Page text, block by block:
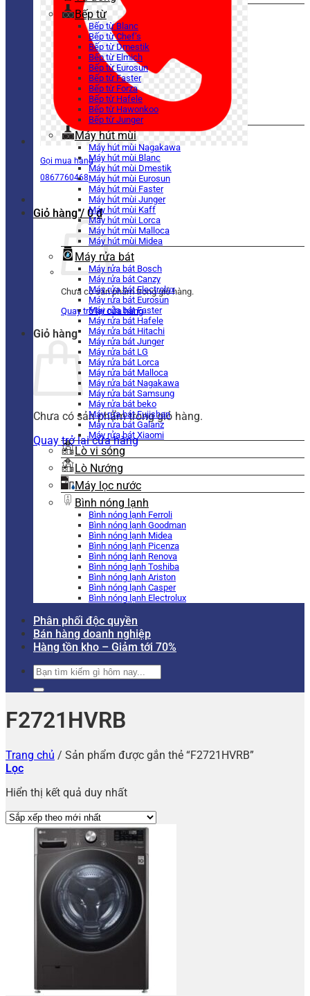
Gọi mua hàng
0867760468
Giỏ hàng / 0₫
Chưa có sản phẩm trong giỏ hàng.
Quay trở lại cửa hàng
Giỏ hàng
Chưa có sản phẩm trong giỏ hàng.
Quay trở lại cửa hàng
Bếp từ
Bếp từ Blanc
Bếp từ Chef’s
Bếp từ Dmestik
Bếp từ Elmich
Bếp từ Eurosun
Bếp từ Faster
Bếp từ Forza
Bếp từ Hafele
Bếp từ Hawonkoo
Bếp từ Junger
Máy hút mùi
Máy hút mùi Nagakawa
Máy hút mùi Blanc
Máy hút mùi Dmestik
Máy hút mùi Eurosun
Máy hút mùi Faster
Máy hút mùi Junger
Máy hút mùi Kaff
Máy hút mùi Lorca
Máy hút mùi Malloca
Máy hút mùi Midea
Máy rửa bát
Máy rửa bát Bosch
Máy rửa bát Canzy
Máy rửa bát Electrolux
Máy rửa bát Eurosun
Máy rửa bát Faster
Máy rửa bát Hafele
Máy rửa bát Hitachi
Máy rửa bát Junger
Máy rửa bát LG
Máy rửa bát Lorca
Máy rửa bát Malloca
Máy rửa bát Nagakawa
Máy rửa bát Samsung
Máy rửa bát beko
Máy rửa bát Fujishan
Máy rửa bát Galanz
Máy rửa bát Xiaomi
Lò vi sóng
Lò Nướng
Máy lọc nước
Bình nóng lạnh
Bình nóng lạnh Ferroli
Bình nóng lạnh Goodman
Bình nóng lạnh Midea
Bình nóng lạnh Picenza
Bình nóng lạnh Renova
Bình nóng lạnh Toshiba
Bình nóng lạnh Ariston
Bình nóng lạnh Casper
Bình nóng lạnh Electrolux
Phân phối độc quyền
Bán hàng doanh nghiệp
Hàng tồn kho – Giảm tới 70%
Tìm
kiếm:
F2721HVRB
Trang chủ / Sản phẩm được gắn thẻ “F2721HVRB”
Lọc
Hiển thị kết quả duy nhất